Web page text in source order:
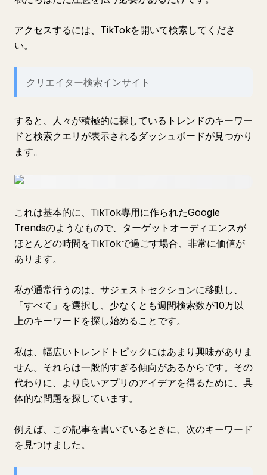
アクセスするには、TikTokを開いて検索してくださ
い。
クリエイター検索インサイト
すると、人々が積極的に探しているトレンドのキーワー
ドと検索クエリが表示されるダッシュボードが見つかり
ます。
これは基本的に、TikTok専用に作られたGoogle
Trendsのようなもので、ターゲットオーディエンスが
ほとんどの時間をTikTokで過ごす場合、非常に価値が
あります。
私が通常行うのは、サジェストセクションに移動し、
「すべて」を選択し、少なくとも週間検索数が10万以
上のキーワードを探し始めることです。
私は、幅広いトレンドトピックにはあまり興味がありま
せん。それらは一般的すぎる傾向があるからです。その
代わりに、より良いアプリのアイデアを得るために、具
体的な問題を探しています。
例えば、この記事を書いているときに、次のキーワード
を見つけました。